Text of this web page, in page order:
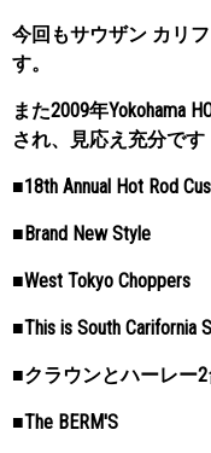
今回もサウザン カリ
す。
また2009年Yokohama
され、見応え充分です
■18th Annual Hot Rod
■Brand New Style
■West Tokyo Choppers
■This is South Carifornia
■クラウンとハーレー
■The BERM'S